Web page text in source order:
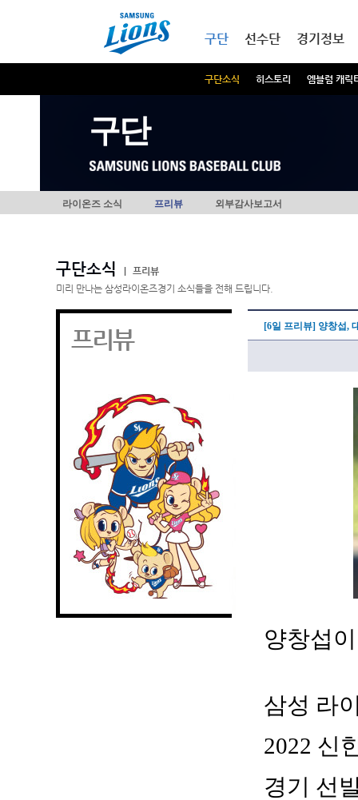
구단
구단소식 히스토리 엠블럼 캐릭
선수단 경기정보
구단
라이온즈 소식 프리뷰 외부감사보고서
구단소식
프리뷰
미리 만나는 삼성라이온즈경기 소식들을 전해 드립니다.
프리뷰 [6일 프리뷰] 양창섭,
양창섭
삼성 라
2022 신
경기 선